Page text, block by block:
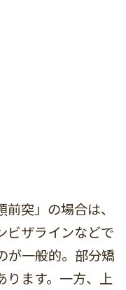
突」の場合は、
ビザラインなどで
が一般的。部分矯
ります。一方、上